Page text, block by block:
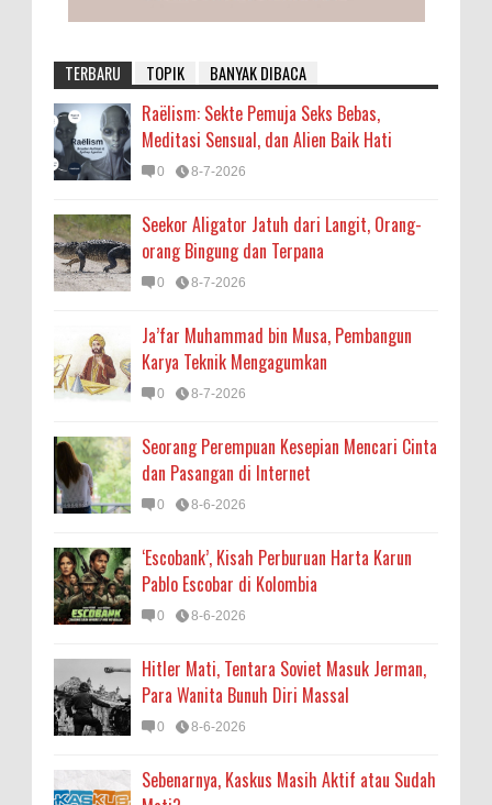
TERBARU TOPIK BANYAK DIBACA
Raëlism: Sekte Pemuja Seks Bebas,
Meditasi Sensual, dan Alien Baik Hati
0 8-7-2026
Seekor Aligator Jatuh dari Langit, Orang-
orang Bingung dan Terpana
0 8-7-2026
Ja’far Muhammad bin Musa, Pembangun
Karya Teknik Mengagumkan
0 8-7-2026
Seorang Perempuan Kesepian Mencari Cinta
dan Pasangan di Internet
0 8-6-2026
‘Escobank’, Kisah Perburuan Harta Karun
Pablo Escobar di Kolombia
0 8-6-2026
Hitler Mati, Tentara Soviet Masuk Jerman,
Para Wanita Bunuh Diri Massal
0 8-6-2026
Sebenarnya, Kaskus Masih Aktif atau Sudah